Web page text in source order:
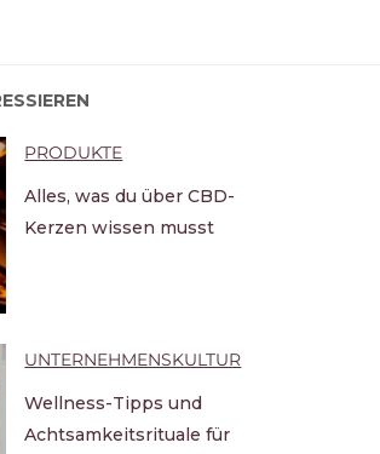
PRODUKTE
Alles, was du über CBD-
Kerzen wissen musst
UNTERNEHMENSKULTUR
Wellness-Tipps und
Achtsamkeitsrituale für